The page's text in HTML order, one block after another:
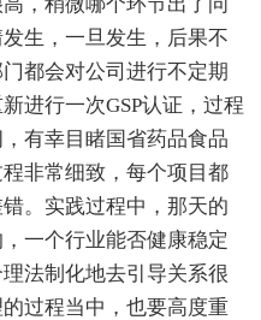
生，一旦发生，后果不
都会对公司进行不定期
进行一次GSP认证，过程
有幸目睹国省药品食品
非常细致，每个项目都
。实践过程中，那天的
一个行业能否健康稳定
法制化地去引导关系很
过程当中，也要高度重